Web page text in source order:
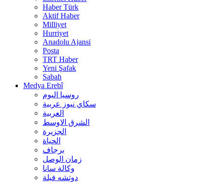
Haber Türk
Aktif Haber
Milliyet
Hurriyet
Anadolu Ajansi
Posta
TRT Haber
Yeni Şafak
Sabah
Medya Erebî
روسیا الیوم
سكاي نيوز عربية
العربية
الشرق الاوسط
الجزيرة
الحیاة
برجاف
زمان الوصل
وکالة سانا
دوتشه فیلة